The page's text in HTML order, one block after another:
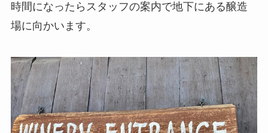
時間になったらスタッフの案内で地下にある醸造
場に向かいます。